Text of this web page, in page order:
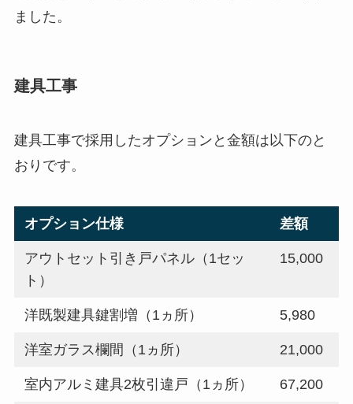
ました。
建具工事
建具工事で採用したオプションと金額は以下のと
おりです。
オプション仕様 差額
アウトセット引き戸パネル（1セッ
ト）
15,000
洋既製建具鍵割増（1ヵ所） 5,980
洋室ガラス欄間（1ヵ所） 21,000
室内アルミ建具2枚引違戸（1ヵ所） 67,200